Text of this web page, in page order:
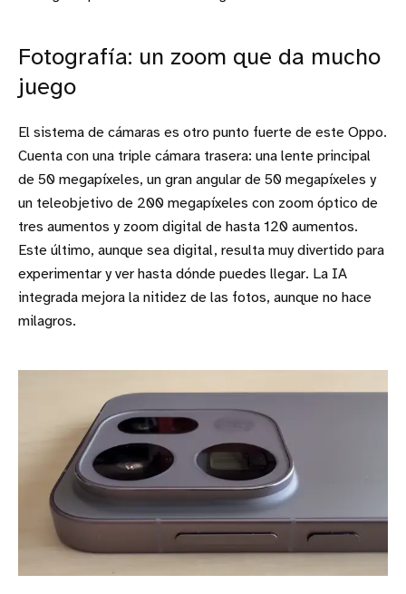
Fotografía: un zoom que da mucho
juego
El sistema de cámaras es otro punto fuerte de este Oppo.
Cuenta con una triple cámara trasera: una lente principal
de 50 megapíxeles, un gran angular de 50 megapíxeles y
un teleobjetivo de 200 megapíxeles con zoom óptico de
tres aumentos y zoom digital de hasta 120 aumentos.
Este último, aunque sea digital, resulta muy divertido para
experimentar y ver hasta dónde puedes llegar. La IA
integrada mejora la nitidez de las fotos, aunque no hace
milagros.